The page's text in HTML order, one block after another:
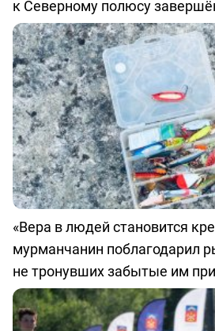
к Северному полюсу
«Вера в людей становится
мурманчанин поблагодарил
не тронувших забытые им